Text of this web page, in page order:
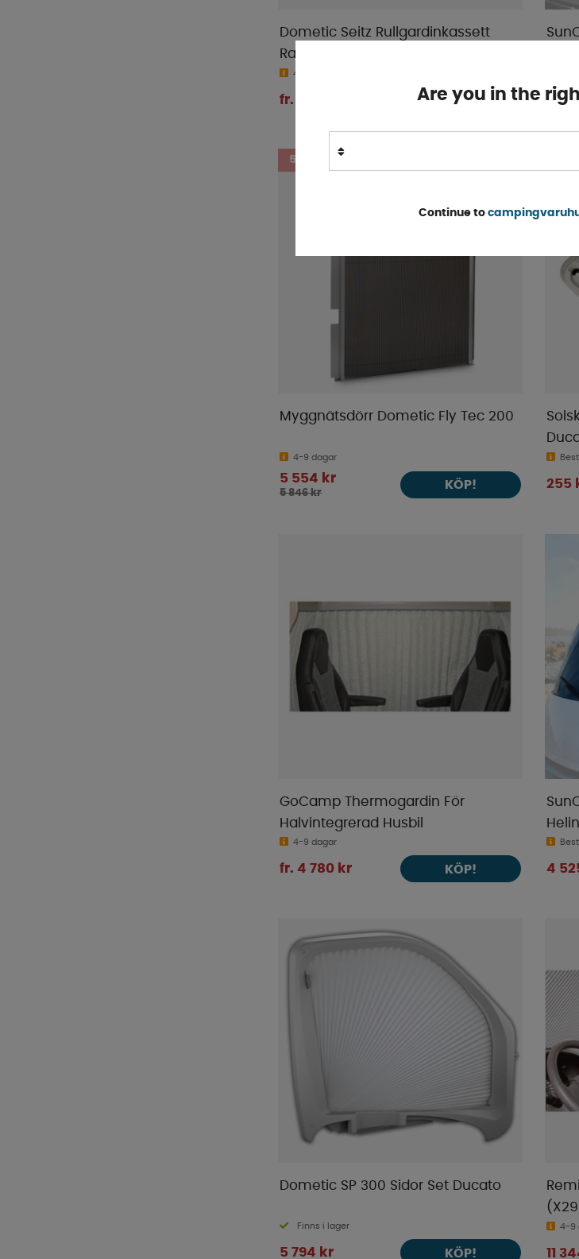
Dometic Seitz Rullgardinkassett
Rastrollo 3000 Gråvit
4-9 dagar
fr. 1 615 kr KÖP! 2
5%
Myggnätsdörr Dometic Fly Tec 200
4-9 dagar
5 554 kr
5 846 kr
KÖP! 255
GoCamp Thermogardin För
Halvintegrerad Husbil
4-9 dagar
fr. 4 780 kr KÖP! 4
Dometic SP 300 Sidor Set Ducato
Finns i lager
5 794 kr KÖP!
4-9
11
Are you in the
Continue to